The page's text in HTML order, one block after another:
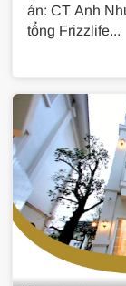
án: CT Anh
tổng Frizzlife...